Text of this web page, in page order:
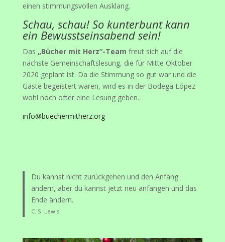
einen stimmungsvollen Ausklang.
Schau, schau! So kunterbunt kann
ein Bewusstseinsabend sein!
Das „Bücher mit Herz“-Team freut sich auf die
nächste Gemeinschaftslesung, die für Mitte Oktober
2020 geplant ist. Da die Stimmung so gut war und die
Gäste begeistert waren, wird es in der Bodega López
wohl noch öfter eine Lesung geben.
info@buechermitherz.org
Du kannst nicht zurückgehen und den Anfang
ändern, aber du kannst jetzt neu anfangen und das
Ende ändern.
C. S. Lewis